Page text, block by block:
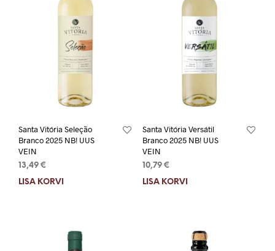
Santa Vitória Seleção
Branco 2025 NB! UUS
VEIN
13,49 €
LISA KORVI
Santa Vitória Versátil
Branco 2025 NB! UUS
VEIN
10,79 €
LISA KORVI